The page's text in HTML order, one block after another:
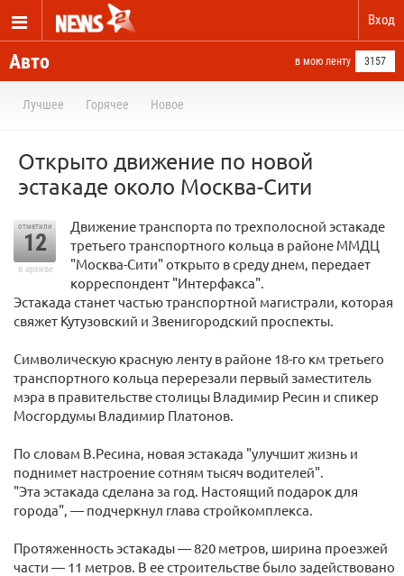
Вход
Авто в мою ленту 3157
Лучшее Горячее Новое
Открыто движение по новой
эстакаде около Москва-Сити
отметили
12
в архиве
Движение транспорта по трехполосной эстакаде
третьего транспортного кольца в районе ММДЦ
"Москва-Сити" открыто в среду днем, передает
корреспондент "Интерфакса".
Эстакада станет частью транспортной магистрали, которая
свяжет Кутузовский и Звенигородский проспекты.
Символическую красную ленту в районе 18-го км третьего
транспортного кольца перерезали первый заместитель
мэра в правительстве столицы Владимир Ресин и спикер
Мосгордумы Владимир Платонов.
По словам В.Ресина, новая эстакада "улучшит жизнь и
поднимет настроение сотням тысяч водителей".
"Эта эстакада сделана за год. Настоящий подарок для
города", — подчеркнул глава стройкомплекса.
Протяженность эстакады — 820 метров, ширина проезжей
части — 11 метров. В ее строительстве было задействовано